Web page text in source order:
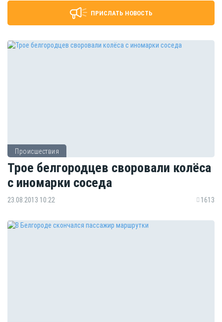
ПРИСЛАТЬ НОВОСТЬ
Происшествия
Трое белгородцев своровали колёса
с иномарки соседа
23.08.2013 10:22 1613